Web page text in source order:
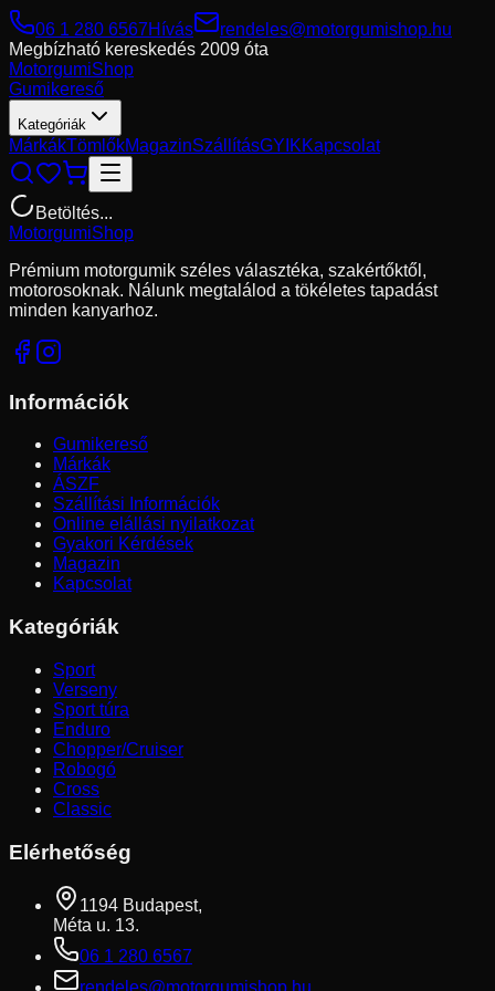
06 1 280 6567Hívás
rendeles@motorgumishop.hu
Megbízható kereskedés 2009 óta
MotorgumiShop
Gumikereső
Kategóriák
MárkákTömlőkMagazinSzállításGYIKKapcsolat
Betöltés...
MotorgumiShop
Prémium motorgumik széles választéka, szakértőktől,
motorosoknak. Nálunk megtalálod a tökéletes tapadást
minden kanyarhoz.
Információk
Gumikereső
Márkák
ÁSZF
Szállítási Információk
Online elállási nyilatkozat
Gyakori Kérdések
Magazin
Kapcsolat
Kategóriák
Sport
Verseny
Sport túra
Enduro
Chopper/Cruiser
Robogó
Cross
Classic
Elérhetőség
1194 Budapest,
Méta u. 13.
06 1 280 6567